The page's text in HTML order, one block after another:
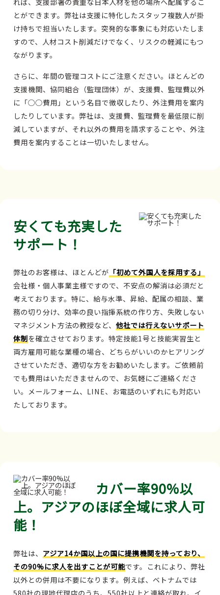
とができます。弊社は支援に特化したスタッフ複数人が掛
け持ちで担当いたします。突発的な事象にも対応いたしま
すので、人材コスト削減だけでなく、リスクの軽減にもつ
ながります。
さらに、年間の管理コストにご注意ください。ほとんどの
支援機関、協同組合（監理団体）が、支援費、監理費以外
に「○○費用」という名目で徴収したり、外注費用を案内
したりしています。弊社は、支援費、監理費を最低限に削
減していますが、それ以外の費用を請求することや、外注
費用を案内することは一切いたしません。
安くても充実した
サポート！
弊社のお客様は、ほとんどが 「初めて外国人を採用する」
会社様・個人事業主様ですので、不安点の解消は必須だと
考えております。特に、給与水準、昇給、配属の相談、業
務の切り分け、効率の良い指揮系統の作り方、失敗しない
マネジメント方法の教授など、 他社では行えないサポート
体制を確立させております。特定技能1号と技能実習生と
両方雇用可能な業種の場合、どちらがいいのかヒアリング
させていただき、適切な方をお勧めいたします。ご依頼前
でも費用はいただきませんので、お気軽にご連絡くださ
い。メールフォーム、LINE、お電話のいずれにも対応い
たしております。
カバー率90%以
上。アジアのほぼ全域に求人可
能！
弊社は、 アジア14か国以上の国に提携機関を持っており、
その90%に求人を出すことが可能です。これにより、弊社
以外との併用は不要になります。例えば、ベトナムでは
580社の現地代理店のうち、550社以上と連絡が取れ、イ